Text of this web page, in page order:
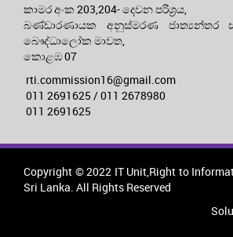
කාමර අංක 203,204- දෙවන පරිශ්‍රය,
බණ්ඩාරණායක අනුස්මරණ ජාත්‍යන්තර
බෞද්ධාලෝක මාවත,
කොළඹ 07
rti.commission16@gmail.com
011 2691625 / 011 2678980
011 2691625
Copyright © 2022 IT Unit,Right to
Sri Lanka. All Rights Reserved